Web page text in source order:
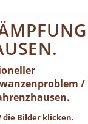
/
die Bilder klicken.